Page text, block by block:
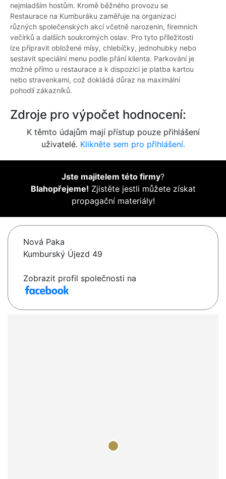
nejmladším hostům. Kromě běžného provozu se
Restaurace na Kumburáku zaměřuje na organizaci
různých společenských akcí včetně narozenin, firemních
večírků a dalších soukromých oslav. Pro tyto příležitosti
lze připravit obložené mísy, chlebíčky, jednohubky nebo
sestavit speciální menu podle přání klienta. Parkování je
možné přímo u restaurace a k dispozici je platba kartou
nebo stravenkami, což dokládá důraz na maximální
pohodlí zákazníků.
Zdroje pro výpočet hodnocení:
K těmto údajům mají přístup pouze přihlášení
uživatelé. Klikněte sem pro přihlášení.
Jste majitelem této firmy?
Blahopřejeme! Zjistěte jestli můžete získat
propagační materiály!
Nová Paka
Kumburský Újezd 49
Zobrazit profil společnosti na